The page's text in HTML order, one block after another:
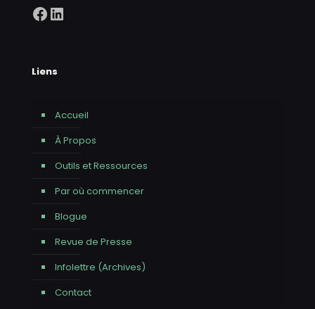
Facebook
LinkedIn
Liens
Accueil
À Propos
Outils et Ressources
Par où commencer
Blogue
Revue de Presse
Infolettre (Archives)
Contact